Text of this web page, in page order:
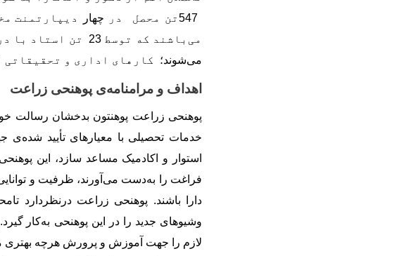
547تن محصل در چهار
دیپارتمنت
می باشند که توسط 23 تن استاد با
میشوند؛ کارهای اداری و تحقیقاتی
اهداف و مرامنامهی پوهنحی زراعت
پوهنحی زراعت پوهنتون بدخشان رسالت
خدمات تحصیلی با معیارهای تأیید شدهی
استوار و اکادمیک مساعد سازد، این
فراغت را بهدست می آورند، ظرفیت و
دارا باشند. پوهنحی زراعت درنظردارد
وشیوهای جدید را در این پوهنحی بهکار گیرد.
لازم را جهت آموزش و پرورش هرچه بهتری